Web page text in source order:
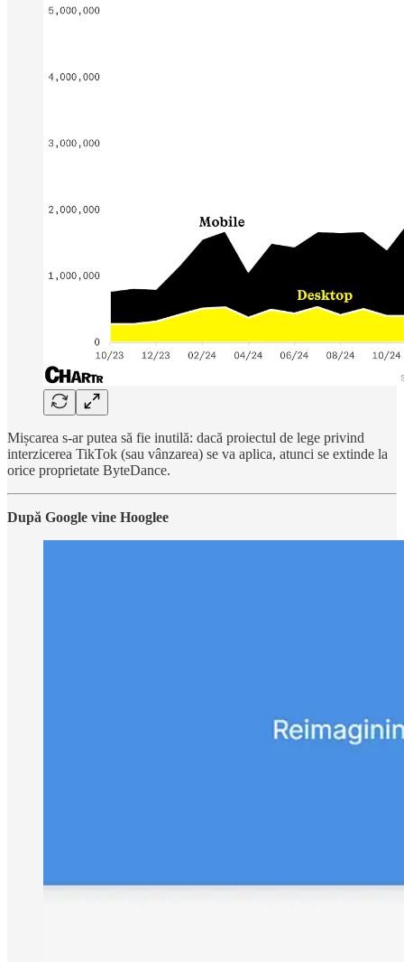
Mișcarea s-ar putea să fie inutilă: dacă proiectul de lege privind
interzicerea TikTok (sau vânzarea) se va aplica, atunci se extinde la
orice proprietate ByteDance.
După Google vine Hooglee